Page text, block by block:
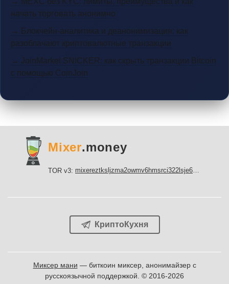
начать торговать анонимно
→ Блокчейн-аналитика и деанонимизация: как
разоблачают криптовалютные транзакции
→ JoinMarket SNICKER: как скрыть транзакции Bitcoin
с помощью CoinJoin
Mixer.money
TOR v3: mixereztksljzma2owmv6hmsrci322lsje6m3svicoddk3xbgvhd2fid.onion
КриптоКухня
Миксер мани — биткоин миксер, анонимайзер с
русскоязычной поддержкой. © 2016-2026